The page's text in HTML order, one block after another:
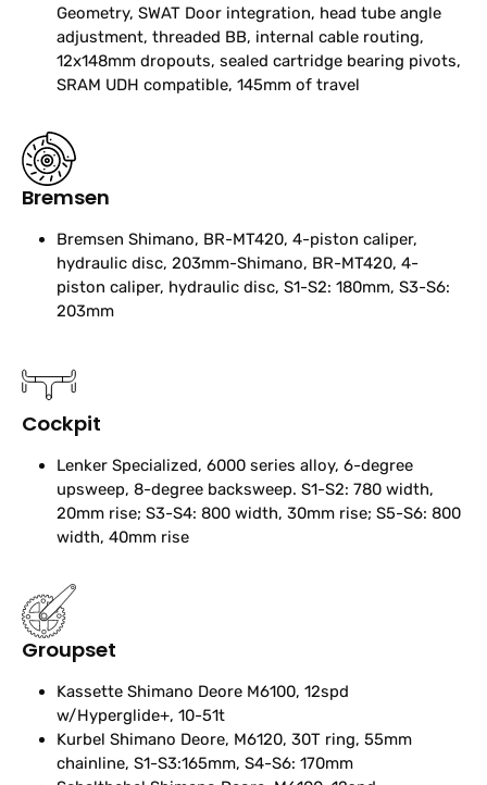
Geometry, SWAT Door integration, head tube angle
adjustment, threaded BB, internal cable routing,
12x148mm dropouts, sealed cartridge bearing pivots,
SRAM UDH compatible, 145mm of travel
Bremsen
Bremsen Shimano, BR-MT420, 4-piston caliper,
hydraulic disc, 203mm-Shimano, BR-MT420, 4-
piston caliper, hydraulic disc, S1-S2: 180mm, S3-S6:
203mm
Cockpit
Lenker Specialized, 6000 series alloy, 6-degree
upsweep, 8-degree backsweep. S1-S2: 780 width,
20mm rise; S3-S4: 800 width, 30mm rise; S5-S6: 800
width, 40mm rise
Groupset
Kassette Shimano Deore M6100, 12spd
w/Hyperglide+, 10-51t
Kurbel Shimano Deore, M6120, 30T ring, 55mm
chainline, S1-S3:165mm, S4-S6: 170mm